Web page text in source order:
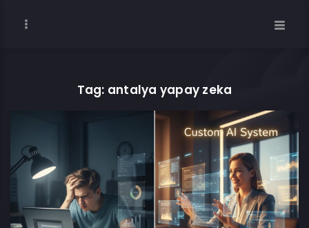
Tag: antalya yapay zeka